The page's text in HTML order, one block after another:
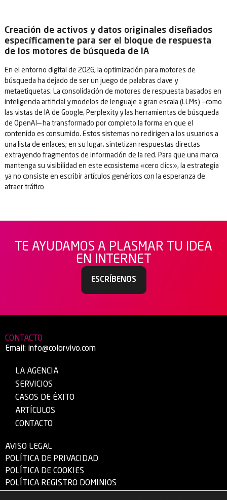
Creación de activos y datos originales diseñados
específicamente para ser el bloque de respuesta
de los motores de búsqueda de IA
En el entorno digital de 2026, la optimización para motores de
búsqueda ha dejado de ser un juego de palabras clave y
metaetiquetas. La consolidación de motores de respuesta basados en
inteligencia artificial y modelos de lenguaje a gran escala (LLMs) —como
las vistas de IA de Google, Perplexity y las herramientas de búsqueda
de OpenAI— ha transformado por completo la forma en que el
contenido es consumido. Estos sistemas no redirigen a los usuarios a
una lista de enlaces; en su lugar, sintetizan respuestas directas
extrayendo fragmentos de información de la red. Para que una marca
mantenga su visibilidad en este ecosistema «cero clics», la estrategia
ya no consiste en escribir artículos genéricos con la esperanza de
atraer tráfico
TE AYUDAMOS A PLASMAR TU IDEA
EN INTERNET
ESCRÍBENOS
CONTACTO
Email: info@colorvivo.com
LA AGENCIA
SERVICIOS
CASOS DE ÉXITO
ARTÍCULOS
CONTACTO
AVISO LEGAL
POLÍTICA DE PRIVACIDAD
POLÍTICA DE COOKIES
POLÍTICA REGISTRO DOMINIOS